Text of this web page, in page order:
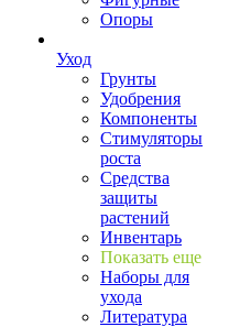
Опоры
Уход
Грунты
Удобрения
Компоненты
Стимуляторы
роста
Средства
защиты
растений
Инвентарь
Показать еще
Наборы для
ухода
Литература